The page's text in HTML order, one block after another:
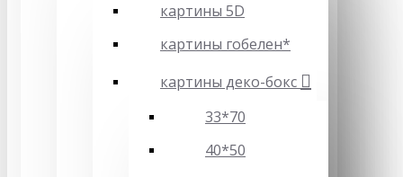
картины 5D
картины гобелен*
картины деко-бокс
33*70
40*50